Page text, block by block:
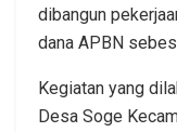
dibangun
dana APBN
Kegiatan yang
Desa Soge